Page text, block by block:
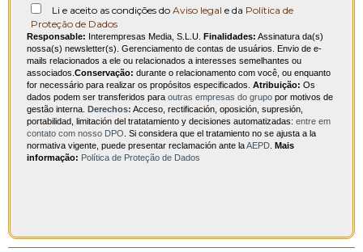
Li e aceito as condições do Aviso legal e da Política de
Proteção de Dados
Responsable: Interempresas Media, S.L.U. Finalidades: Assinatura da(s)
nossa(s) newsletter(s). Gerenciamento de contas de usuários. Envio de e-
mails relacionados a ele ou relacionados a interesses semelhantes ou
associados. Conservação: durante o relacionamento com você, ou enquanto
for necessário para realizar os propósitos especificados. Atribuição: Os
dados podem ser transferidos para outras empresas do grupo por motivos de
gestão interna. Derechos: Acceso, rectificación, oposición, supresión,
portabilidad, limitación del tratatamiento y decisiones automatizadas: entre em
contato com nosso DPO . Si considera que el tratamiento no se ajusta a la
normativa vigente, puede presentar reclamación ante laAEPD Mais
informação: Política de Proteção de Dados